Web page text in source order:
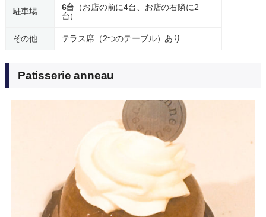
駐車場 6台 （お店の前に4台、お店の右隣に2
台）
その他 テラス席（2つのテーブル）あり
Patisserie anneau